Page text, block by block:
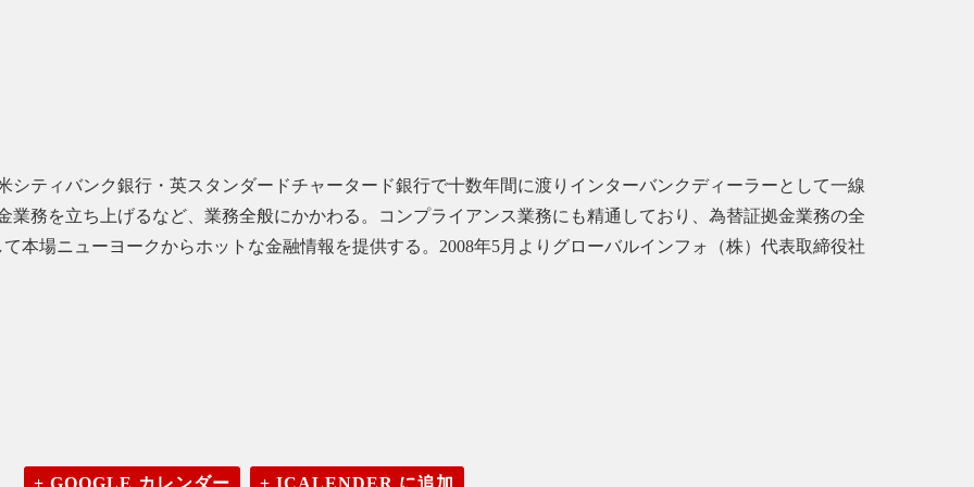
シティバンク銀行・英スタンダードチャータード銀行で十数年間に渡りインターバンクディーラーとして一線
業務を立ち上げるなど、業務全般にかかわる。コンプライアンス業務にも精通しており、為替証拠金業務の全
本場ニューヨークからホットな金融情報を提供する。2008年5月よりグローバルインフォ（株）代表取締役社
+ GOOGLE カレンダー + ICALENDER に追加